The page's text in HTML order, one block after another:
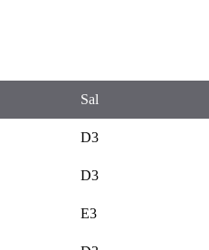
Sal
D3
D3
E3